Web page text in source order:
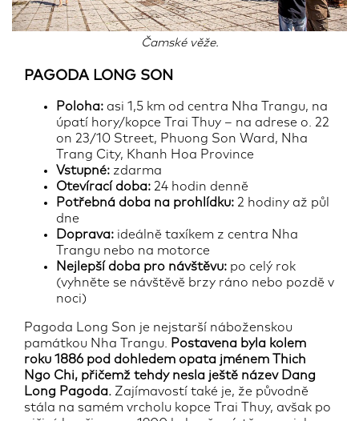
Čamské věže.
PAGODA LONG SON
Poloha: asi 1,5 km od centra Nha Trangu, na
úpatí hory/kopce Trai Thuy – na adrese o. 22
on 23/10 Street, Phuong Son Ward, Nha
Trang City, Khanh Hoa Province
Vstupné: zdarma
Otevírací doba: 24 hodin denně
Potřebná doba na prohlídku: 2 hodiny až půl
dne
Doprava: ideálně taxíkem z centra Nha
Trangu nebo na motorce
Nejlepší doba pro návštěvu: po celý rok
(vyhněte se návštěvě brzy ráno nebo pozdě v
noci)
Pagoda Long Son je nejstarší náboženskou
památkou Nha Trangu.
Postavena byla kolem
roku 1886 pod dohledem opata jménem Thich
Ngo Chi, přičemž tehdy nesla ještě název Dang
Long Pagoda. Zajímavostí také je, že původně
stála na samém vrcholu kopce Trai Thuy, avšak po